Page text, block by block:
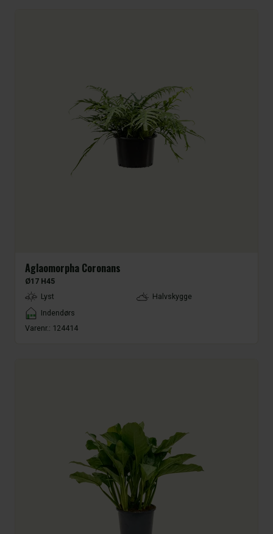
Aglaomorpha Coronans
Ø17 H45
LightType
Lyst
Halvskygge
Placement
Indendørs
Varenr.: 124414